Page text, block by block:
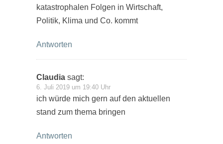
katastrophalen Folgen in Wirtschaft,
Politik, Klima und Co. kommt
Antworten
Claudia sagt:
6. Juli 2019 um 19:40 Uhr
ich würde mich gern auf den aktuellen
stand zum thema bringen
Antworten